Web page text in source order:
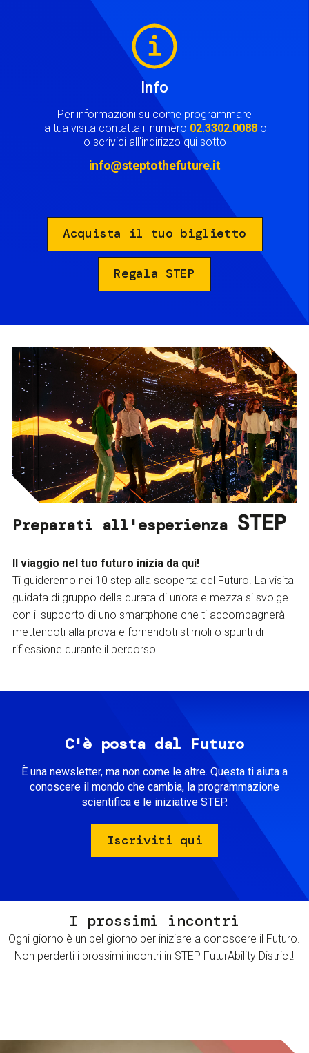
Info
Per informazioni su come programmare
la tua visita contatta il numero 02.3302.0088 o
o scrivici all'indirizzo qui sotto
info@steptothefuture.it
Acquista il tuo biglietto
Regala STEP
Preparati all'esperienza STEP
Il viaggio nel tuo futuro inizia da qui!
Ti guideremo nei 10 step alla scoperta del Futuro. La visita
guidata di gruppo della durata di un’ora e mezza si svolge
con il supporto di uno smartphone che ti accompagnerà
mettendoti alla prova e fornendoti stimoli o spunti di
riflessione durante il percorso.
C'è posta dal Futuro
È una newsletter, ma non come le altre. Questa ti aiuta a
conoscere il mondo che cambia, la programmazione
scientifica e le iniziative STEP.
Iscriviti qui
I prossimi incontri
Ogni giorno è un bel giorno per iniziare a conoscere il Futuro.
Non perderti i prossimi incontri in STEP FuturAbility District!